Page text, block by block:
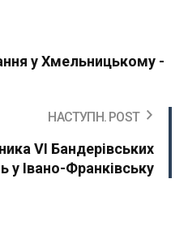
у Хмельницькому -
НАСТУПН. POST
VІ Бандерівських
у Івано-Франківську